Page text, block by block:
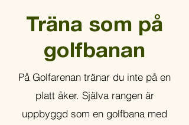
Träna som på
golfbanan
På Golfarenan tränar du inte på en
platt åker. Själva rangen är
uppbyggd som en golfbana med